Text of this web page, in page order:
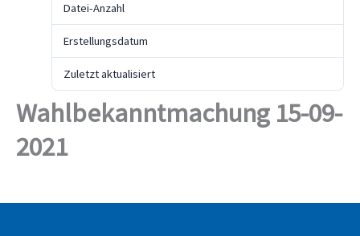
Datei-Anzahl
Erstellungsdatum
Zuletzt aktualisiert
Wahlbekanntmachung 15-09-
2021